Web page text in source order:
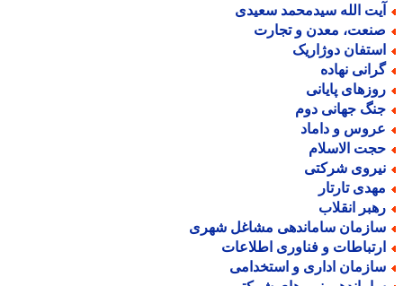
الله سیدمحمد سعیدی
معدن و تجارت
دوژاریک
نهاده
پایانی
جهانی دوم
و داماد
الاسلام
شرکتی
تارتار
انقلاب
ساماندهی مشاغل شهری
و فناوری اطلاعات
اداری و استخدامی